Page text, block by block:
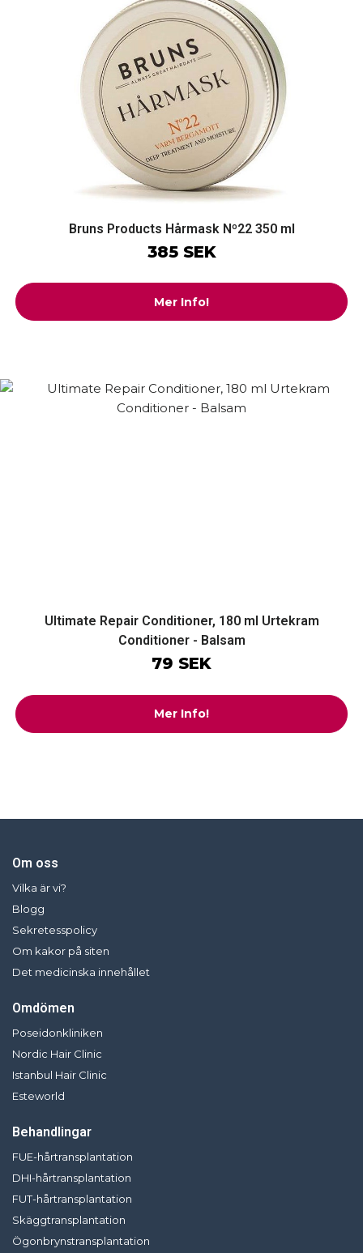
Bruns Products Hårmask Nº22 350 ml
385 SEK
Mer Info!
Ultimate Repair Conditioner, 180 ml Urtekram
Conditioner - Balsam
79 SEK
Mer Info!
Om oss
Vilka är vi?
Blogg
Sekretesspolicy
Om kakor på siten
Det medicinska innehållet
Omdömen
Poseidonkliniken
Nordic Hair Clinic
Istanbul Hair Clinic
Esteworld
Behandlingar
FUE-hårtransplantation
DHI-hårtransplantation
FUT-hårtransplantation
Skäggtransplantation
Ögonbrynstransplantation